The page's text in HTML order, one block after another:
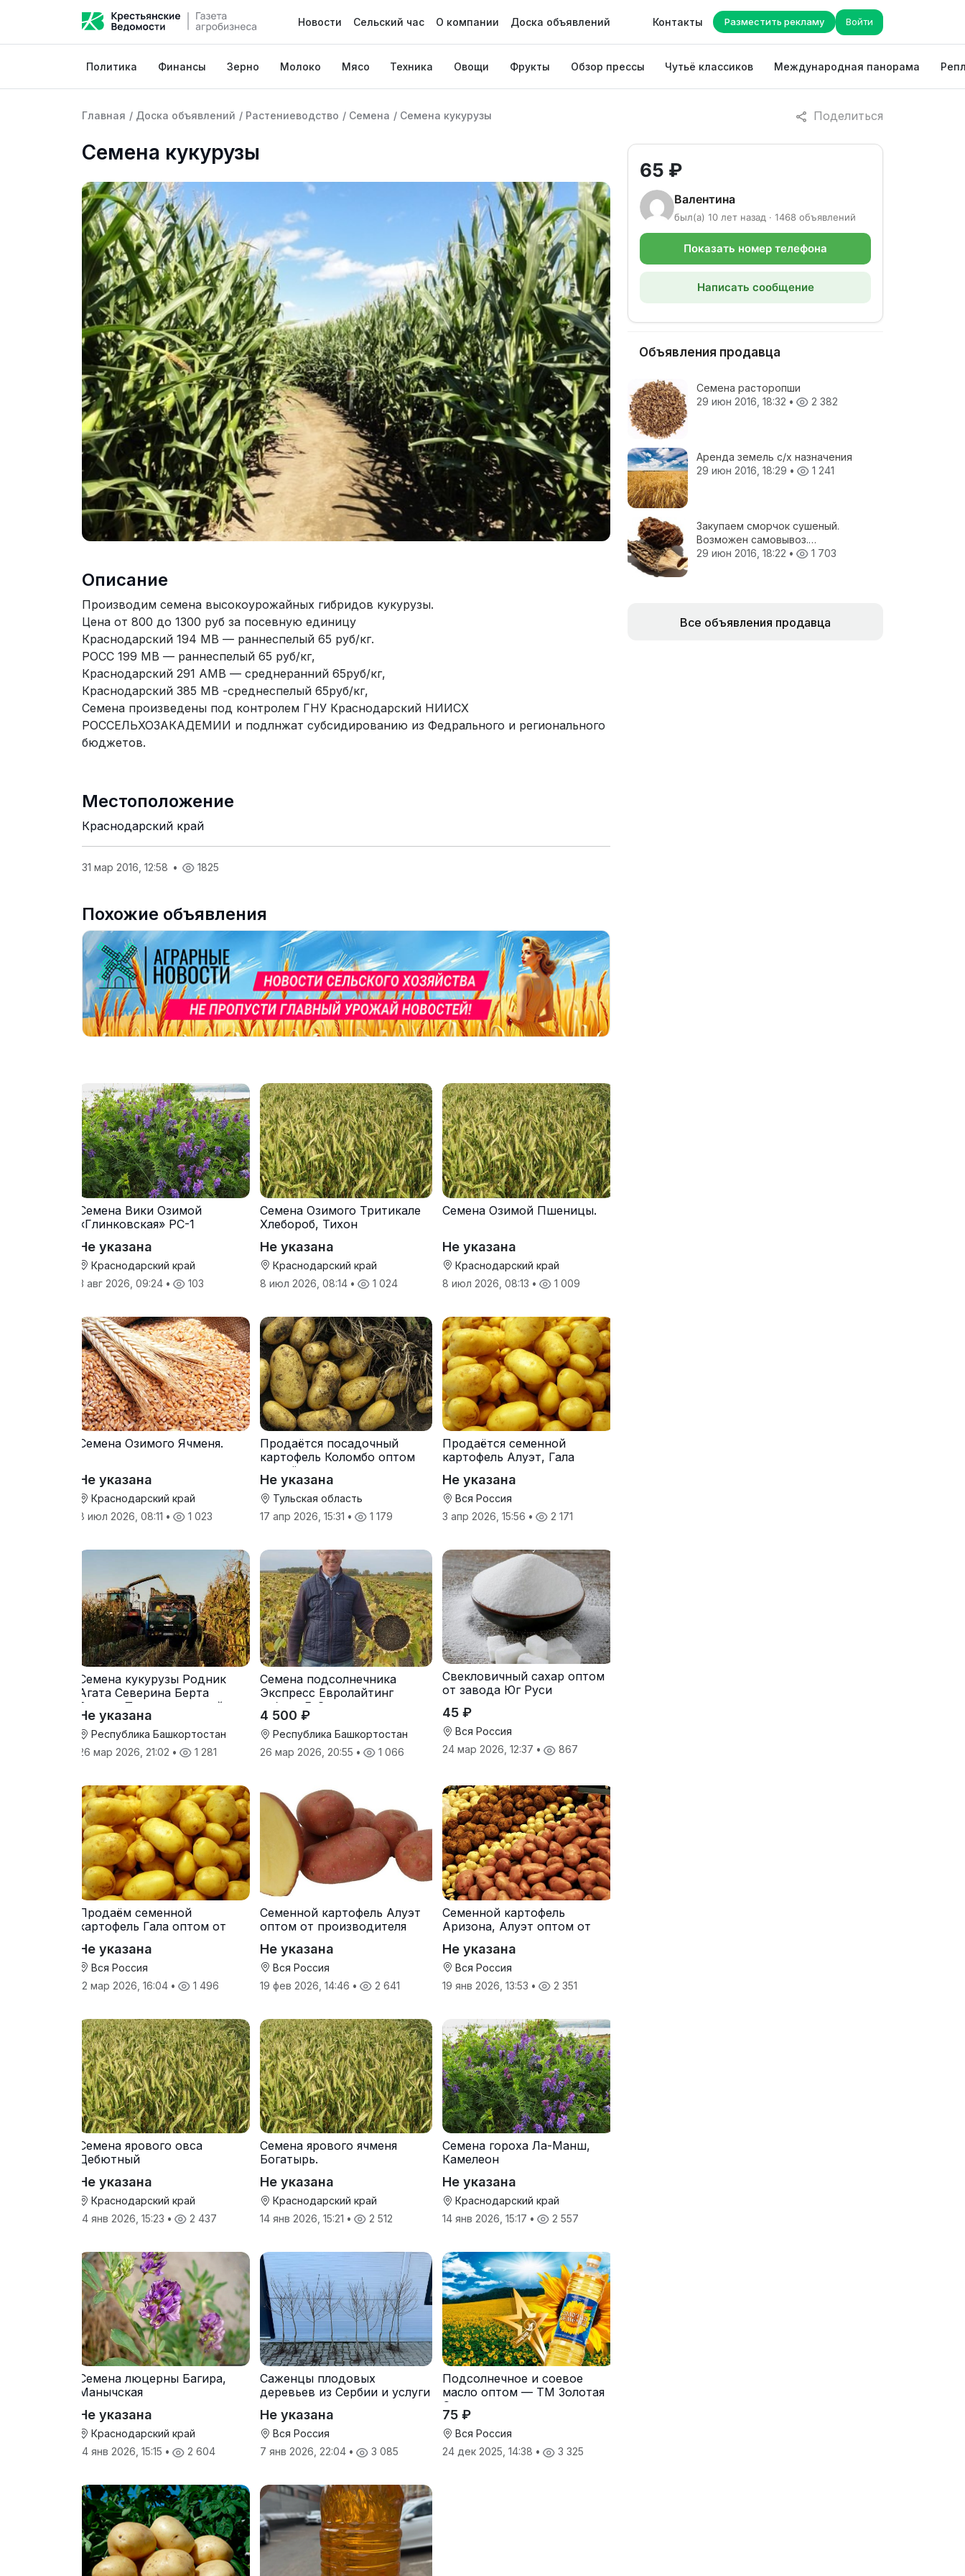
Новости Сельский час О компании Доска объявлений Контакты Разместить рекламу Войти
Политика Финансы Зерно Молоко Мясо Техника Овощи Фрукты Обзор прессы Чутьё классиков Международная панорама
Поделиться
Главная / Доска объявлений / Растениеводство / Семена / Семена кукурузы
Семена кукурузы
Описание
Производим семена высокоурожайных гибридов кукурузы.
Цена от 800 до 1300 руб за посевную единицу
Краснодарский 194 МВ — раннеспелый 65 руб/кг.
РОСС 199 МВ — раннеспелый 65 руб/кг,
Краснодарский 291 АМВ — среднеранний 65руб/кг,
Краснодарский 385 МВ -среднеспелый 65руб/кг,
Семена произведены под контролем ГНУ Краснодарский НИИСХ
РОССЕЛЬХОЗАКАДЕМИИ и подлнжат субсидированию из Федрального и регионального
бюджетов.
Местоположение
Краснодарский край
31 мар 2016, 12:58 • 1825
Похожие объявления
Семена Вики Озимой
«Глинковская» РС-1
Не указана
Краснодарский край
3 авг 2026, 09:24 • 103
Семена Озимого Тритикале
Хлебороб, Тихон
Не указана
Краснодарский край
8 июл 2026, 08:14 • 1 024
Семена Озимой Пшеницы.
Не указана
Краснодарский край
8 июл 2026, 08:13 • 1 009
Семена Озимого Ячменя.
Не указана
Краснодарский край
8 июл 2026, 08:11 • 1 023
Продаётся посадочный
картофель Коломбо оптом
от трёх тонн
Не указана
Тульская область
17 апр 2026, 15:31 • 1 179
Продаётся семенной
картофель Алуэт, Гала
Не указана
Вся Россия
3 апр 2026, 15:56 • 2 171
Семена кукурузы Родник
Агата Северина Берта
Вилора Прохладненский
Дарина Росс Машук
Катерина
Не указана
Республика Башкортостан
26 мар 2026, 21:02 • 1 281
Семена подсолнечника
Экспресс Евролайтинг
гибрид F-G+
4 500 ₽
Республика Башкортостан
26 мар 2026, 20:55 • 1 066
Свекловичный сахар оптом
от завода Юг Руси
45 ₽
Вся Россия
24 мар 2026, 12:37 • 867
Продаём семенной
картофель Гала оптом от
Не указана
Вся Россия
12 мар 2026, 16:04 • 1 496
Семенной картофель Алуэт
оптом от производителя
Не указана
Вся Россия
19 фев 2026, 14:46 • 2 641
Семенной картофель
Аризона, Алуэт оптом от
Не указана
Вся Россия
19 янв 2026, 13:53 • 2 351
Семена ярового овса
Дебютный
Не указана
Краснодарский край
14 янв 2026, 15:23 • 2 437
Семена ярового ячменя
Богатырь.
Не указана
Краснодарский край
14 янв 2026, 15:21 • 2 512
Семена гороха Ла-Манш,
Камелеон
Не указана
Краснодарский край
14 янв 2026, 15:17 • 2 557
Семена люцерны Багира,
Манычская
Не указана
Краснодарский край
14 янв 2026, 15:15 • 2 604
Саженцы плодовых
деревьев из Сербии и услуги
Не указана
Вся Россия
7 янв 2026, 22:04 • 3 085
Подсолнечное и соевое
масло оптом — ТМ Золотая
Семечка
75 ₽
Вся Россия
24 дек 2025, 14:38 • 3 325
65 ₽
Валентина
был(а) 10 лет назад · 1468 объявлений
Показать номер телефона
Написать сообщение
Объявления продавца
Семена расторопши
29 июн 2016, 18:32 • 2 382
Аренда земель с/х назначения
29 июн 2016, 18:29 • 1 241
Закупаем сморчок сушеный.
Возможен самовывоз.
Предложения отправлять на
29 июн 2016, 18:22 • 1 703
Все объявления продавца